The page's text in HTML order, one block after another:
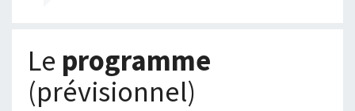
Le programme
(prévisionnel)